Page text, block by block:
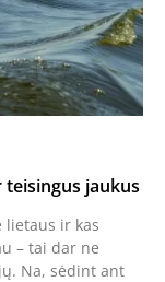
jaukus
lietaus ir kas
– tai dar ne
Na, sėdint ant